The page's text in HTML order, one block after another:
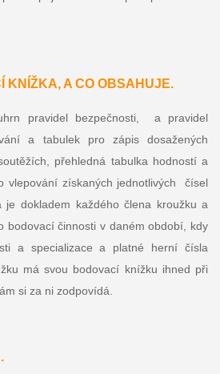
KNÍŽKA, A CO OBSAHUJE.
pravidel bezpečnosti, a pravidel
a tabulek pro zápis dosažených
přehledná tabulka hodností a
vlepování získaných jednotlivých čísel
je dokladem každého člena kroužku a
bodovací činnosti v daném období, kdy
a specializace a platné herní čísla
má svou bodovací knížku ihned při
si za ni zodpovídá.